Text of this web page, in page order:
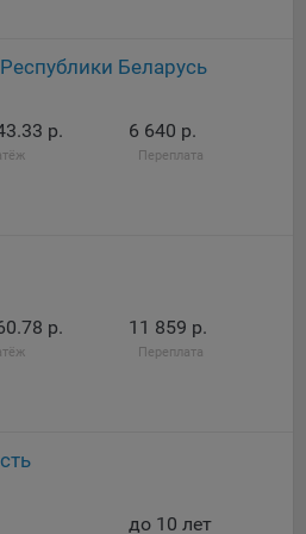
(Yandex Mobile Ads, ADFOX) -
4, CH-6005 Luzern, Switzerland.
контекстной рекламы,
Google Ireland Ltd, Gordon
4, D04E5W5 Ireland.
Беларусь
р. 6 640 р.
Переплата
р. 11 859 р.
Переплата
до 10 лет